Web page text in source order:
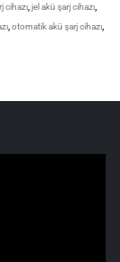
cihazı jel akü şarj cihazı
otomatik akü şarj cihazı